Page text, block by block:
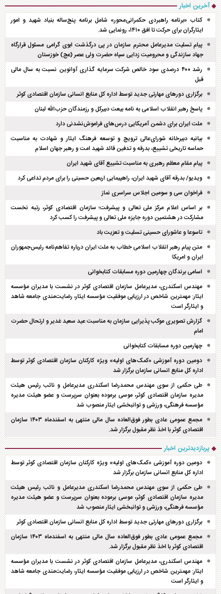
آخرین اخبار
کتاب «برنامه راهبردی حکمرانی‌محور» شامل برنامه پنج‌ساله بنیاد شهید و امور
ایثارگران برای حرکت تا افق ۱۴۱۰، رونمایی شد.
پیام تسلیت مدیرعامل محترم سازمان در پی درگذشت ابوی گرامی مسئول قرارگاه
جهاد سازندگی و محرومیت زدایی سپاه حضرت ولی عصر (عج) خوزستان
رشد ۴۰۰ درصدی سود خالص شرکت سرمایه گذاری آوانوین نسبت به سال مالی
قبل
برگزاری دور‌های مهارتی جدید توسط اداره کل منابع انسانی سازمان اقتصادی کوثر
پاسخ رهبر انقلاب اسلامی به نامه بیعت دبیرکل و رزمندگان حزب‌الله لبنان
ملت ایران برای دشمن آمریکایی درس‌های فراموش‌نشدنی دارد
بیانیه دبیرخانه شورای‌عالی ترویج و توسعه فرهنگ ایثار و شهادت به مناسبت
حماسه تاریخی تشییع، بدرقه و تدفین قائد شهید امت و رهبر جهان اسلام
پیام مقام معظم رهبری به مناسبت تشییع آقای شهید ایران
ویدیو/ بدرقه آقای شهید ایران، راهپیمایی اربعین حسینی را برای مردم تداعی کرد
فراخوان سی و سومین اجلاس سراسری نماز
بر اساس اعلام مرکز ملی تعالی و پیشرفت؛ سازمان اقتصادی کوثر، رتبه نخست
مشارکت در هشتمین دوره جایزه ملی تعالی و پیشرفت را کسب کرد
تاسوعا و عاشورای حسینی تسلیت و تعزیت باد
متن پیام رهبر انقلاب اسلامی خطاب به ملت ایران درباره تفاهم‌نامه رئیس‌جمهوران
ایران و امریکا
اسامی برندگان چهارمین دوره مسابقات کتابخوانی
مهندس اسکندری، مدیرعامل سازمان اقتصادی کوثر در نشست با مدیران مؤسسه
ایثار: مهمترین شاخص در ارزیابی موفقیت مؤسسه ایثار، رضایت‌مندی جامعه شاهد
و ایثارگر است
گزارش تصویری موکب پذیرایی سازمان به مناسبت عید سعید غدیر و ارتحال حضرت
امام
چهارمین دوره مسابقات کتابخوانی
دومین دوره آموزشی «کمک‌های اولیه» ویژه کارکنان سازمان اقتصادی کوثر توسط
اداره کل منابع انسانی سازمان برگزار شد
طی حکمی از سوی مهندس محمدرضا اسکندری مدیرعامل و نائب رئیس هیئت
مدیره سازمان اقتصادی کوثر، موسی برموده بعنوان سرپرست و عضو هیئت مدیره
مؤسسه فرهنگی، ورزشی و توانبخشی ایثار منصوب شد
مجمع عمومی عادی بطور فوق‌العاده سال مالی منتهی به اسفند‌ماه ۱۴۰۳ سازمان
اقتصادی کوثر با اخذ نظر مقبول برگزار شد.
پربازدیدترین اخبار
دومین دوره آموزشی «کمک‌های اولیه» ویژه کارکنان سازمان اقتصادی کوثر توسط
اداره کل منابع انسانی سازمان برگزار شد
طی حکمی از سوی مهندس محمدرضا اسکندری مدیرعامل و نائب رئیس هیئت
مدیره سازمان اقتصادی کوثر، موسی برموده بعنوان سرپرست و عضو هیئت مدیره
مؤسسه فرهنگی، ورزشی و توانبخشی ایثار منصوب شد
برگزاری دور‌های مهارتی جدید توسط اداره کل منابع انسانی سازمان اقتصادی کوثر
مجمع عمومی عادی بطور فوق‌العاده سال مالی منتهی به اسفند‌ماه ۱۴۰۳ سازمان
اقتصادی کوثر با اخذ نظر مقبول برگزار شد.
مهندس اسکندری، مدیرعامل سازمان اقتصادی کوثر در نشست با مدیران مؤسسه
ایثار: مهمترین شاخص در ارزیابی موفقیت مؤسسه ایثار، رضایت‌مندی جامعه شاهد
و ایثارگر است